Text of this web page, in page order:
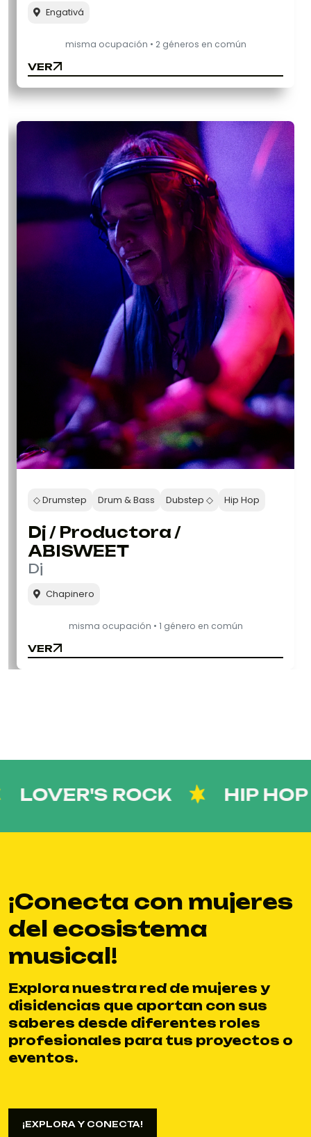
Engativá
misma ocupación • 2 géneros en común
VER
VER
◇ Drumstep Drum & Bass Dubstep ◇ Hip Hop
Dj / Productora /
ABISWEET
Dj
Chapinero
misma ocupación • 1 género en común
VER
VER
ROCK HIP HOP
¡Conecta con mujeres
del ecosistema
musical!
Explora nuestra red de mujeres y
disidencias que aportan con sus
saberes desde diferentes roles
profesionales para tus proyectos o
eventos.
¡EXPLORA Y CONECTA!